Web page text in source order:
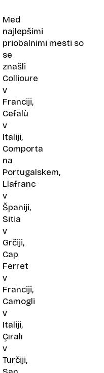
Med
najlepšimi
priobalnimi mesti so
se
znašli
Collioure
v
Franciji,
Cefalù
v
Italiji,
Comporta
na
Portugalskem,
Llafranc
v
Španiji,
Sitia
v
Grčiji,
Cap
Ferret
v
Franciji,
Camogli
v
Italiji,
Çıralı
v
Turčiji,